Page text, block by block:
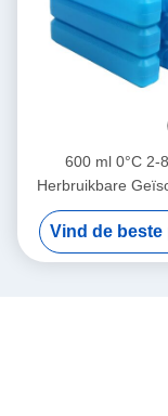
600 ml 0°C 2-
Herbruikbare
Voedsel Vlees
IJsverpakking voor
Buitengebruik
Vind de beste